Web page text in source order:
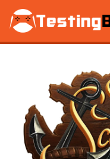
Zum Hauptinhalt springen